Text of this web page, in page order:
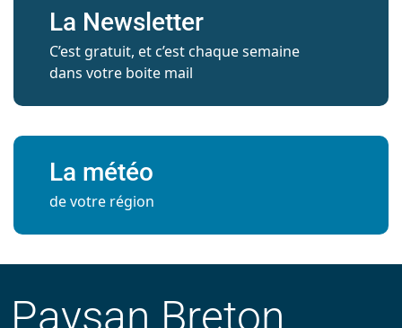
La Newsletter
C’est gratuit, et c’est chaque semaine
dans votre boite mail
La météo
de votre région
Paysan Breton